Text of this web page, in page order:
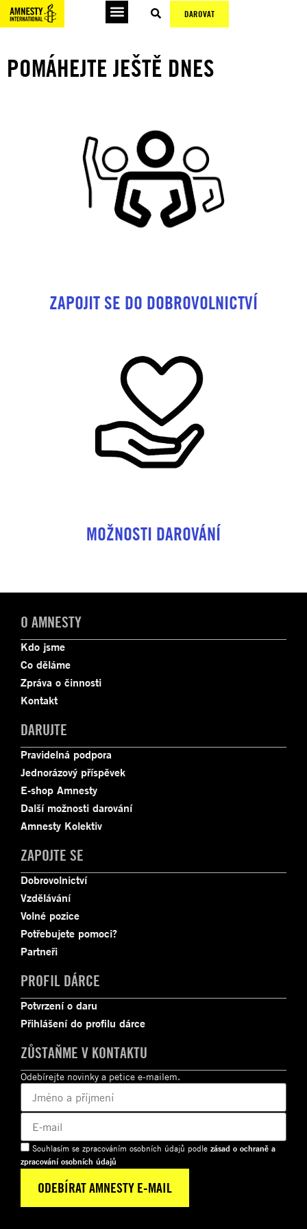
DAROVAT
POMÁHEJTE JEŠTĚ DNES
ZAPOJIT SE DO DOBROVOLNICTVÍ
MOŽNOSTI DAROVÁNÍ
O AMNESTY
Kdo jsme
Co děláme
Zpráva o činnosti
Kontakt
DARUJTE
Pravidelná podpora
Jednorázový příspěvek
E-shop Amnesty
Další možnosti darování
Amnesty Kolektiv
ZAPOJTE SE
Dobrovolnictví
Vzdělávání
Volné pozice
Potřebujete pomoci?
Partneři
PROFIL DÁRCE
Potvrzení o daru
Přihlášení do profilu dárce
ZŮSTAŇME V KONTAKTU
Odebírejte novinky a petice e-mailem.
Souhlasím se zpracováním osobních údajů podle zásad o ochraně a
zpracování osobních údajů